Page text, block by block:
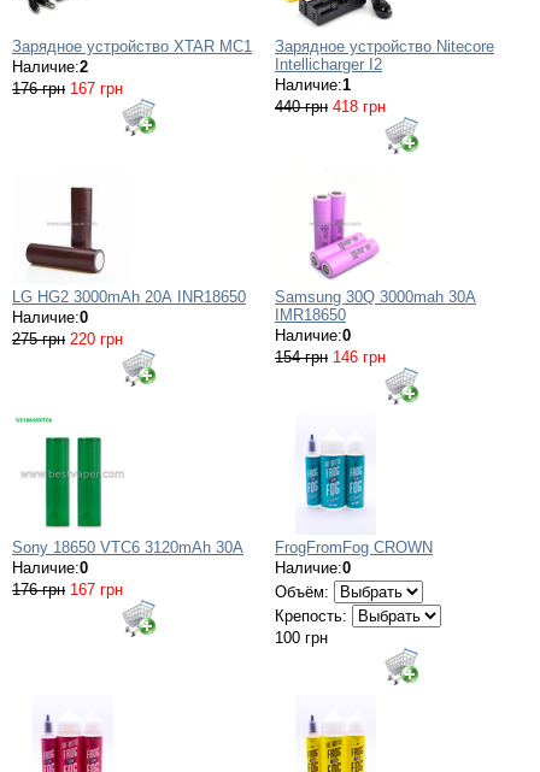
Зарядное устройство XTAR MC1
Наличие:2
176 грн 167 грн
Зарядное устройство Nitecore
Intellicharger I2
Наличие:1
440 грн 418 грн
LG HG2 3000mAh 20А INR18650
Наличие:0
275 грн 220 грн
Samsung 30Q 3000mah 30A
IMR18650
Наличие:0
154 грн 146 грн
Sony 18650 VTC6 3120mAh 30A
Наличие:0
176 грн 167 грн
FrogFromFog CROWN
Наличие:0
Объём:
Крепость:
100 грн